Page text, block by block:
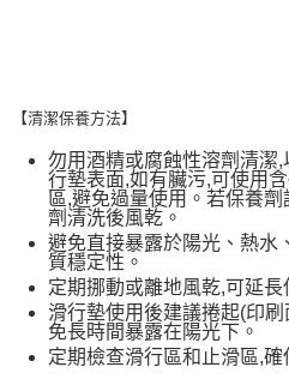
【清潔保養方法】
勿用酒精或腐蝕性溶劑清潔
行墊表面,如有臟污,可使用
區,避免過量使用。若保養
劑清洗後風乾。
避免直接暴露於陽光、熱水
質穩定性。
定期挪動或離地風乾,可延長
滑行墊使用後建議捲起(印
免長時間暴露在陽光下。
定期檢查滑行區和止滑區,確